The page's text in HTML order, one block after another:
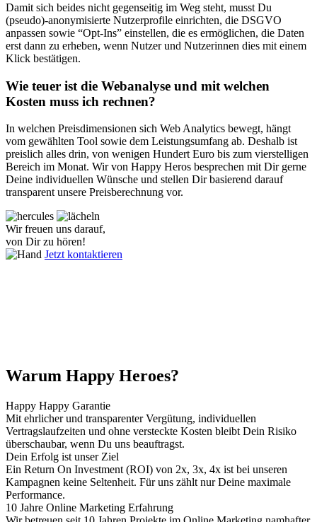
Damit sich beides nicht gegenseitig im Weg steht, musst Du
(pseudo)-anonymisierte Nutzerprofile einrichten, die DSGVO
anpassen sowie “Opt-Ins” einstellen, die es ermöglichen, die Daten
erst dann zu erheben, wenn Nutzer und Nutzerinnen dies mit einem
Klick bestätigen.
Wie teuer ist die Webanalyse und mit welchen
Kosten muss ich rechnen?
In welchen Preisdimensionen sich Web Analytics bewegt, hängt
vom gewählten Tool sowie dem Leistungsumfang ab. Deshalb ist
preislich alles drin, von wenigen Hundert Euro bis zum vierstelligen
Bereich im Monat. Wir von Happy Heros besprechen mit Dir gerne
Deine individuellen Wünsche und stellen Dir basierend darauf
transparent unsere Preisberechnung vor.
Wir freuen uns darauf,
von Dir zu hören!
Jetzt kontaktieren
Warum Happy Heroes?
Happy Happy Garantie
Mit ehrlicher und transparenter Vergütung, individuellen
Vertragslaufzeiten und ohne versteckte Kosten bleibt Dein Risiko
überschaubar, wenn Du uns beauftragst.
Dein Erfolg ist unser Ziel
Ein Return On Investment (ROI) von 2x, 3x, 4x ist bei unseren
Kampagnen keine Seltenheit. Für uns zählt nur Deine maximale
Performance.
10 Jahre Online Marketing Erfahrung